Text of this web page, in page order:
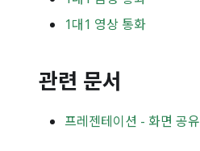
1대1 영상 통화
관련 문서
프레젠테이션 - 화면 공유